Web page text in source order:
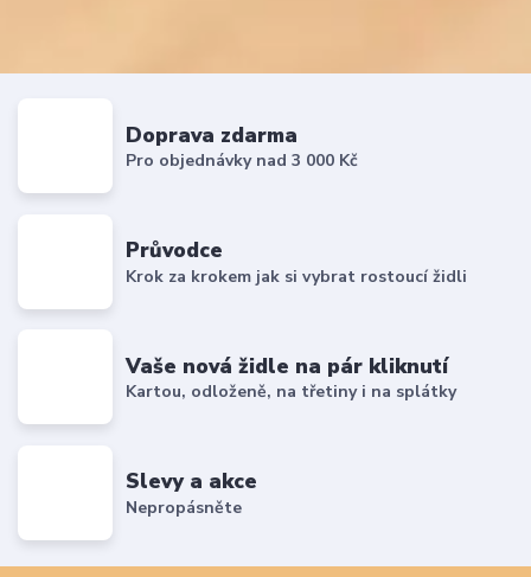
Doprava zdarma
Pro objednávky nad 3 000 Kč
Průvodce
Krok za krokem jak si vybrat rostoucí židli
Vaše nová židle na pár kliknutí
Kartou, odloženě, na třetiny i na splátky
Slevy a akce
Nepropásněte